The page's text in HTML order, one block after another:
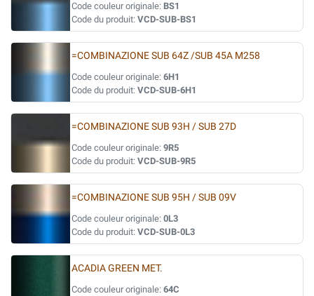
Code couleur originale: BS1
Code du produit: VCD-SUB-BS1
=COMBINAZIONE SUB 64Z /SUB 45A M258
Code couleur originale: 6H1
Code du produit: VCD-SUB-6H1
=COMBINAZIONE SUB 93H / SUB 27D
Code couleur originale: 9R5
Code du produit: VCD-SUB-9R5
=COMBINAZIONE SUB 95H / SUB 09V
Code couleur originale: 0L3
Code du produit: VCD-SUB-0L3
ACADIA GREEN MET.
Code couleur originale: 64C